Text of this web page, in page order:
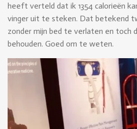
heeft verteld dat ik 1354 calorieën
vinger uit te steken. Dat betekend
zonder mijn bed te verlaten en toch
behouden. Goed om te weten.